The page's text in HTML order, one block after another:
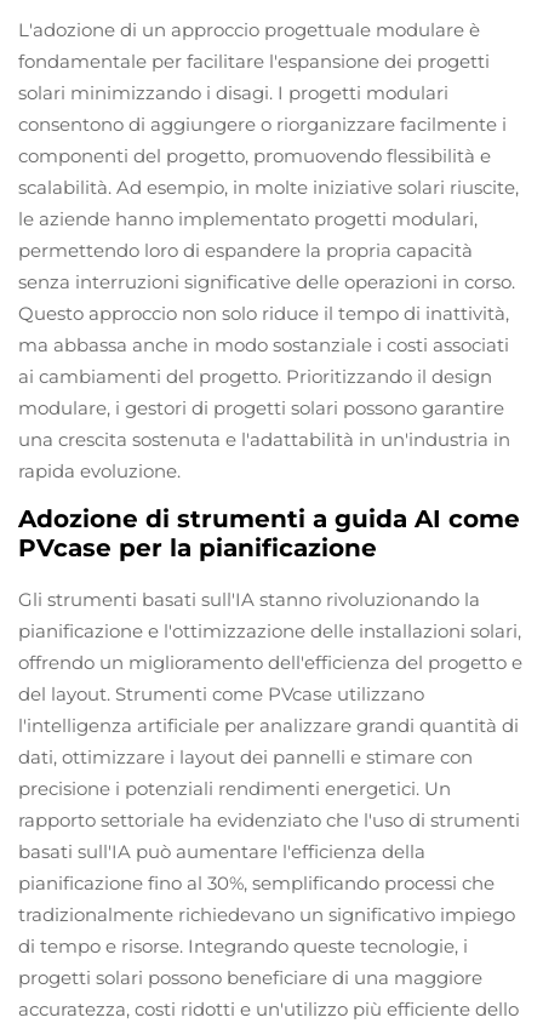
L'adozione di un approccio progettuale modulare è
fondamentale per facilitare l'espansione dei progetti
solari minimizzando i disagi. I progetti modulari
consentono di aggiungere o riorganizzare facilmente i
componenti del progetto, promuovendo flessibilità e
scalabilità. Ad esempio, in molte iniziative solari riuscite,
le aziende hanno implementato progetti modulari,
permettendo loro di espandere la propria capacità
senza interruzioni significative delle operazioni in corso.
Questo approccio non solo riduce il tempo di inattività,
ma abbassa anche in modo sostanziale i costi associati
ai cambiamenti del progetto. Prioritizzando il design
modulare, i gestori di progetti solari possono garantire
una crescita sostenuta e l'adattabilità in un'industria in
rapida evoluzione.
Adozione di strumenti a guida AI come
PVcase per la pianificazione
Gli strumenti basati sull'IA stanno rivoluzionando la
pianificazione e l'ottimizzazione delle installazioni solari,
offrendo un miglioramento dell'efficienza del progetto e
del layout. Strumenti come PVcase utilizzano
l'intelligenza artificiale per analizzare grandi quantità di
dati, ottimizzare i layout dei pannelli e stimare con
precisione i potenziali rendimenti energetici. Un
rapporto settoriale ha evidenziato che l'uso di strumenti
basati sull'IA può aumentare l'efficienza della
pianificazione fino al 30%, semplificando processi che
tradizionalmente richiedevano un significativo impiego
di tempo e risorse. Integrando queste tecnologie, i
progetti solari possono beneficiare di una maggiore
accuratezza, costi ridotti e un'utilizzo più efficiente dello